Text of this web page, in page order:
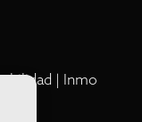
| Inmo